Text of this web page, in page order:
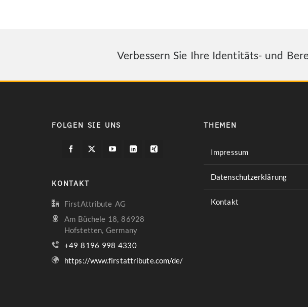
Verbessern Sie Ihre Identitäts- und
FOLGEN SIE UNS
KONTAKT
FirstAttribute AG
Am Büchele 18, 86928
Hofstetten, Germany
+49 8196 998 4330
https://www.firstattribute.com/de/
THEMEN
Impressum
Datenschutzerklärung
Kontakt